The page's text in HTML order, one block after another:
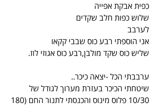
כפית אבקת אפייה
שלוש כפות חלב שקדים
לערבב
אני הוספתי רבע כוס שבבי קקאו
שליש כוס שקד מולבן,רבע כוס אגוזי לוז.
ערבבתי הכל -יצאה כיכר..
שיטחתי הכיכר בעזרת מערוך לגודל של